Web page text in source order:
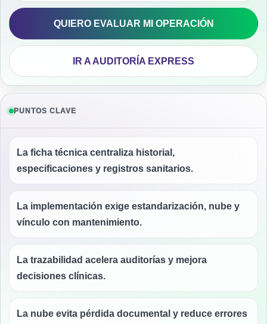
QUIERO EVALUAR MI OPERACIÓN
IR A AUDITORÍA EXPRESS
PUNTOS CLAVE
La ficha técnica centraliza historial,
especificaciones y registros sanitarios.
La implementación exige estandarización, nube y
vínculo con mantenimiento.
La trazabilidad acelera auditorías y mejora
decisiones clínicas.
La nube evita pérdida documental y reduce errores